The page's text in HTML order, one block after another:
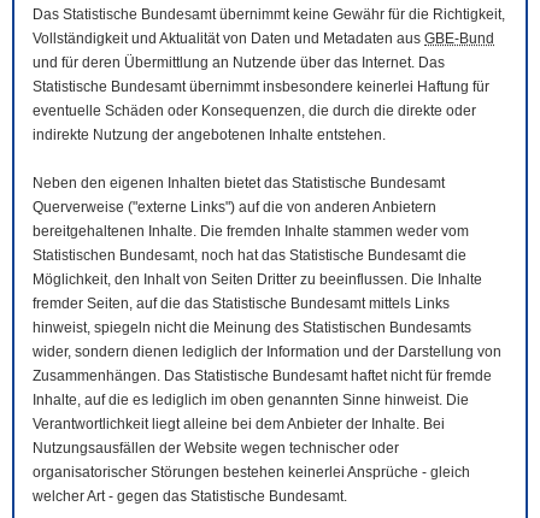
Das Statistische Bundesamt übernimmt keine Gewähr für die Richtigkeit,
Vollständigkeit und Aktualität von Daten und Metadaten aus GBE-Bund
und für deren Übermittlung an Nutzende über das Internet. Das
Statistische Bundesamt übernimmt insbesondere keinerlei Haftung für
eventuelle Schäden oder Konsequenzen, die durch die direkte oder
indirekte Nutzung der angebotenen Inhalte entstehen.
Neben den eigenen Inhalten bietet das Statistische Bundesamt
Querverweise ("externe Links") auf die von anderen Anbietern
bereitgehaltenen Inhalte. Die fremden Inhalte stammen weder vom
Statistischen Bundesamt, noch hat das Statistische Bundesamt die
Möglichkeit, den Inhalt von Seiten Dritter zu beeinflussen. Die Inhalte
fremder Seiten, auf die das Statistische Bundesamt mittels Links
hinweist, spiegeln nicht die Meinung des Statistischen Bundesamts
wider, sondern dienen lediglich der Information und der Darstellung von
Zusammenhängen. Das Statistische Bundesamt haftet nicht für fremde
Inhalte, auf die es lediglich im oben genannten Sinne hinweist. Die
Verantwortlichkeit liegt alleine bei dem Anbieter der Inhalte. Bei
Nutzungsausfällen der Website wegen technischer oder
organisatorischer Störungen bestehen keinerlei Ansprüche - gleich
welcher Art - gegen das Statistische Bundesamt.